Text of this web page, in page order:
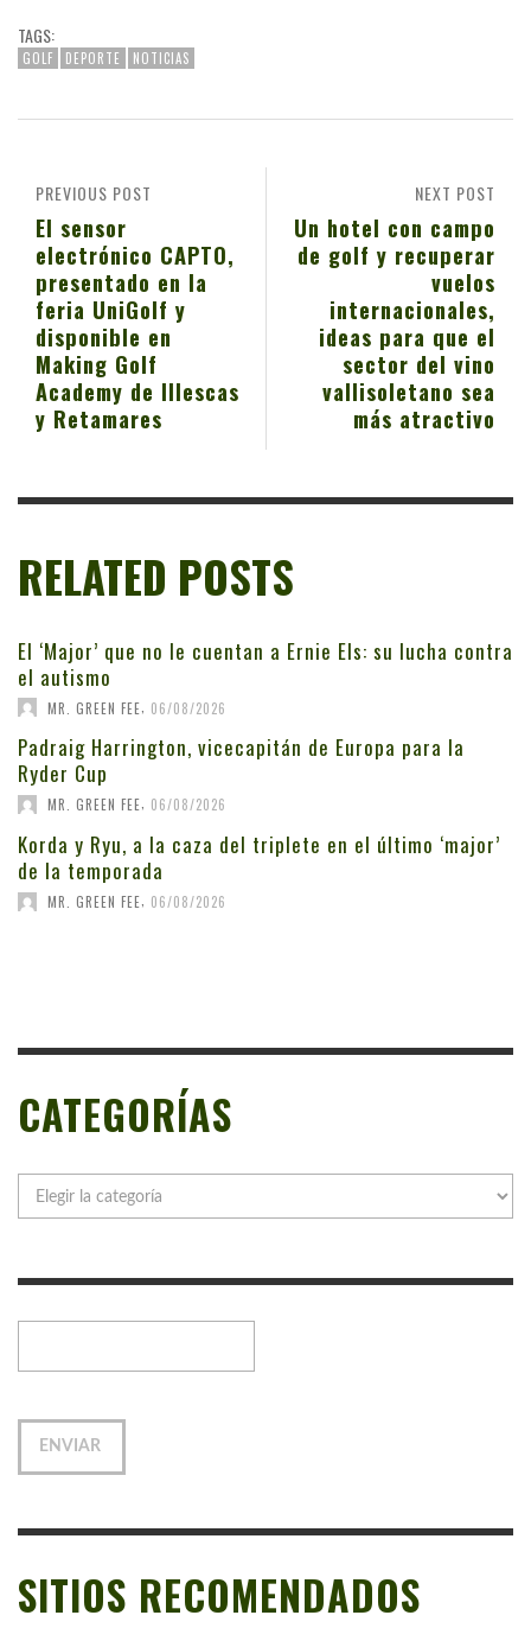
TAGS:
GOLF DEPORTE NOTICIAS
NEXT POST
Un hotel con campo
de golf y recuperar
vuelos
internacionales,
ideas para que el
sector del vino
vallisoletano sea
más atractivo
PREVIOUS POST
El sensor
electrónico CAPTO,
presentado en la
feria UniGolf y
disponible en
Making Golf
Academy de Illescas
y Retamares
RELATED POSTS
El ‘Major’ que no le cuentan a Ernie Els: su lucha contra
el autismo
MR. GREEN FEE 06/08/2026
Padraig Harrington, vicecapitán de Europa para la
Ryder Cup
MR. GREEN FEE, 06/08/2026
Korda y Ryu, a la caza del triplete en el último ‘major’
de la temporada
MR. GREEN FEE 06/08/2026
CATEGORÍAS
SITIOS RECOMENDADOS